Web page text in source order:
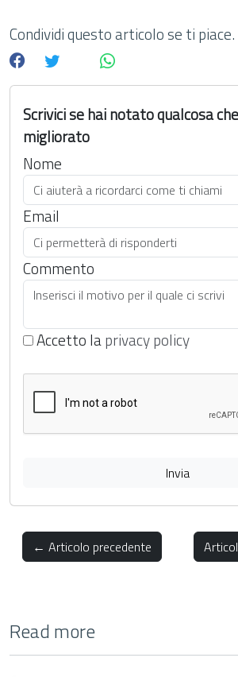
Condividi questo articolo se ti piace.
Scrivici se hai notato qualcosa
migliorato
Nome
Email
Commento
Accetto laprivacy policy
Invia
← Articolo precedente
Read more